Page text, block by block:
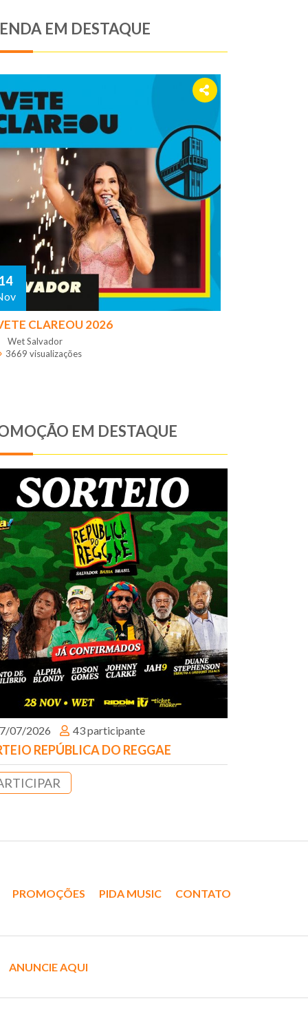
EM DESTAQUE
CLAREOU 2026
Wet Salvador
3669 visualizações
EM DESTAQUE
07/2026 43 participante
REPÚBLICA DO REGGAE
PROMOÇÕES PIDA MUSIC CONTATO
ANUNCIE AQUI